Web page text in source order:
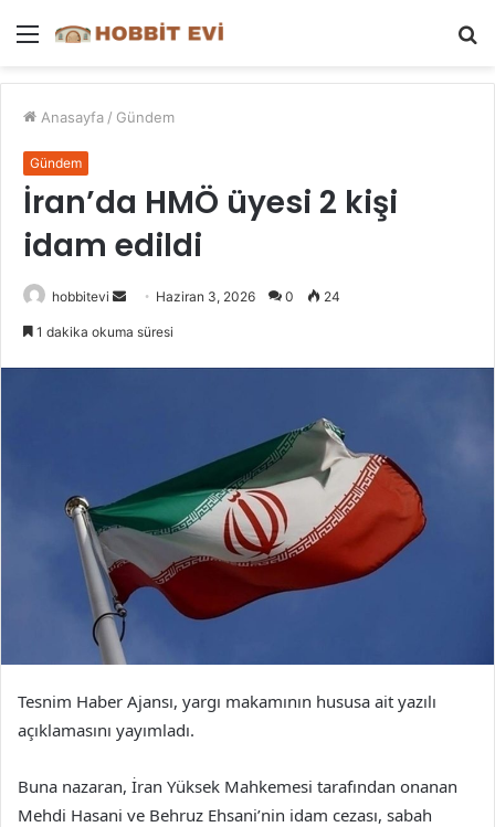
Menü
Anasayfa / Gündem
Gündem
İran’da HMÖ üyesi 2 kişi
idam edildi
hobbitevi
Bir
Haziran 3, 2026 0 24
1 dakika okuma süresi
Tesnim Haber Ajansı, yargı makamının hususa ait yazılı
açıklamasını yayımladı.
Buna nazaran, İran Yüksek Mahkemesi tarafından onanan
Mehdi Hasani ve Behruz Ehsani’nin idam cezası, sabah